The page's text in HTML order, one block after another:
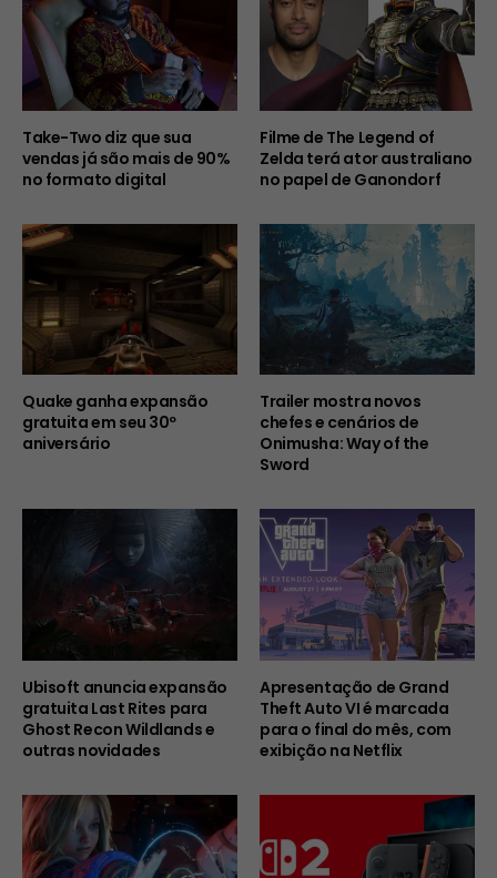
Take-Two diz que sua
vendas já são mais de 90%
no formato digital
Filme de The Legend of
Zelda terá ator australiano
no papel de Ganondorf
Quake ganha expansão
gratuita em seu 30º
aniversário
Trailer mostra novos
chefes e cenários de
Onimusha: Way of the
Sword
Ubisoft anuncia expansão
gratuita Last Rites para
Ghost Recon Wildlands e
outras novidades
Apresentação de Grand
Theft Auto VI é marcada
para o final do mês, com
exibição na Netflix